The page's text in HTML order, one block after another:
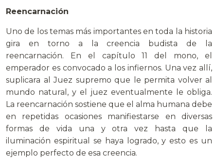
Reencarnación
Uno de los temas más importantes en toda la historia
gira en torno a la creencia budista de la
reencarnación. En el capítulo 11 del mono, el
emperador es convocado a los infiernos. Una vez allí,
suplicara al Juez supremo que le permita volver al
mundo natural, y el juez eventualmente le obliga.
La reencarnación sostiene que el alma humana debe
en repetidas ocasiones manifiestarse en diversas
formas de vida una y otra vez hasta que la
iluminación espiritual se haya logrado, y esto es un
ejemplo perfecto de esa creencia.